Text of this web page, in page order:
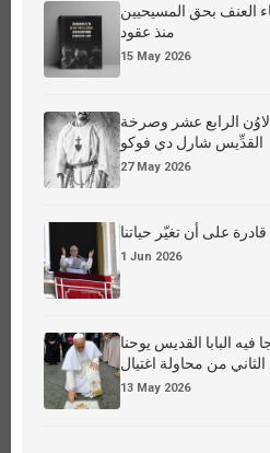
العنف بحق المسيحيين
منذ عقود
15 May 2026
لاوُن الرابع عشر وصرخة
القدِّيس شارل دي فوكو
27 May 2026
قادرة على أن تغيّر حياتنا
1 Jun 2026
فيه البابا القديس يوحنا
من محاولة اغتيال
13 May 2026